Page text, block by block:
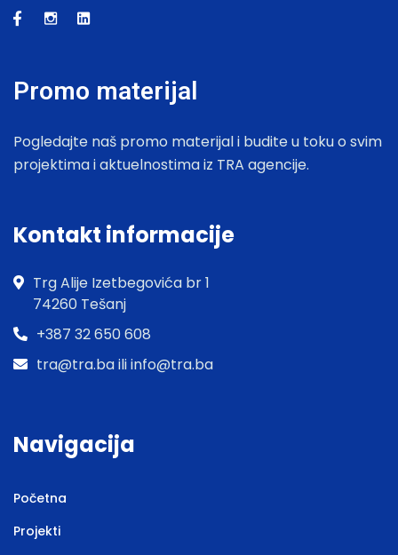
Promo materijal
Pogledajte naš promo materijal i budite u toku o svim
projektima i aktuelnostima iz TRA agencije.
Kontakt informacije
Trg Alije Izetbegovića br 1
74260 Tešanj
+387 32 650 608
tra@tra.ba ili info@tra.ba
Navigacija
Početna
Projekti